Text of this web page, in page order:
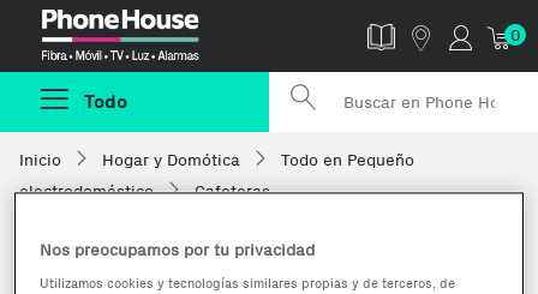
0
Todo
Inicio Hogar y Domótica
Todo en Pequeño
electrodoméstico
Cafeteras
Nos preocupamos por tu privacidad
Utilizamos cookies y tecnologías similares propias y de terceros, de